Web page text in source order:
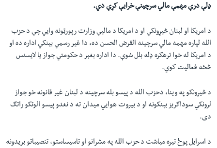
واوړئ
ژبې
ډلې درې مهمې مالي سرچینې خرابې کړې دي.
د امریکا او لبنان څیړونکي او د امریکا د مالیې وزارت رپورټونه وایي چې د حزب
الله لپاره مهمه مالي سرچینه القرض الحسن ده، دا غیر رسمي بېنکي اداره ده او
د امریکا له خوا ترهګره ډله بلل شوې. دا اداره بغېر د حکومتي جواز يا لايسنس
څخه فعالیت کوي.
د څيړونکو په وينا، دحزب الله د پیسو بله سرچینه د لبنان غير قانونه خو جواز
لرونکي سوداګريز بېنکونه او د بيروت هوايي ميدان ته د نغدو پيسو الوتکو راتګ
دی.
د اسرایل پوځ تیره میاشت د حزب الله په مشرانو او تاسيساستو، تنصيباتو بریدونه